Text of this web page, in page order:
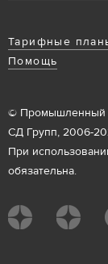
Тарифные
Помощь
© Промышленный
СД Групп, 2006-
При
обязательна.